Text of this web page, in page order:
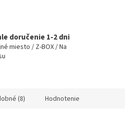
doručenie 1-2 dni
miesto / Z-BOX / Na
(8) Hodnotenie